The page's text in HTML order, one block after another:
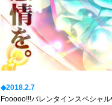
◆2018.2.7
Fooooo!!!バレンタインスペシャ